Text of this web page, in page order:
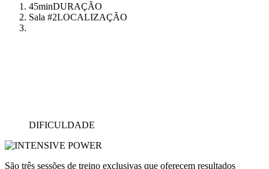
45minDURAÇÃO
Sala #2LOCALIZAÇÃO
DIFICULDADE
São três sessões de treino exclusivas que oferecem resultados